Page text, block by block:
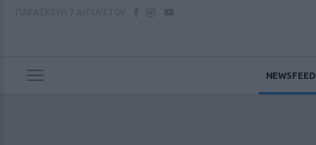
NEWSFEED